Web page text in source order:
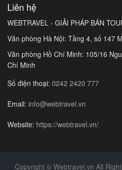
Liên hệ
WEBTRAVEL - GIẢI PHÁP BÁN
Văn phòng Hà Nội: Tầng 4, số 147
Văn phòng Hồ Chí Minh: 105/16
Chí Minh
Số điện thoại: 0242 2420 777
Email: info@webtravel.vn
Website: https://webtravel.vn/
Copyright © Webtravel.vn All